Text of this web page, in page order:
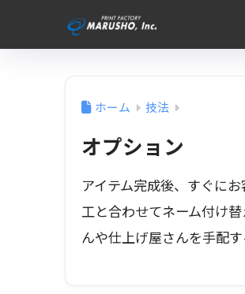
ホーム 技法
オプション
アイテム完成後、すぐに
工と合わせてネーム付け
んや仕上げ屋さんを手配す